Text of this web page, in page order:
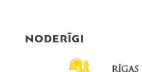
NODERĪGI